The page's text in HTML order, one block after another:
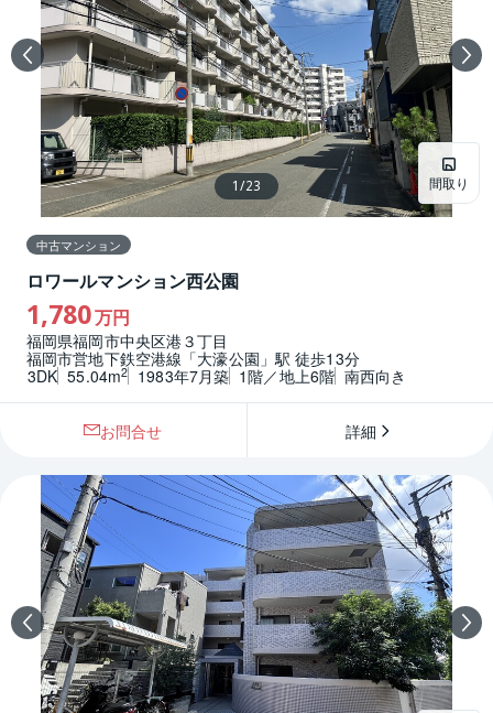
間取り
1/23
中古マンション
ロワールマンション西公園
1,780万円
福岡県福岡市中央区港３丁目
福岡市営地下鉄空港線「大濠公園」駅 徒歩13分
3DK 55.04m2 1983年7月築 1階／地上6階 南西向き
お問合せ 詳細